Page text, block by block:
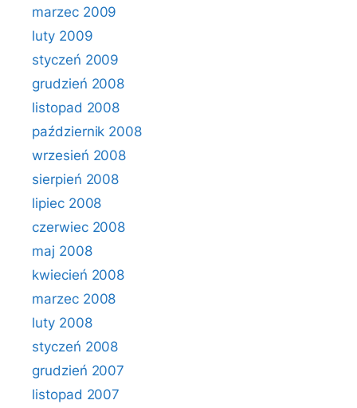
marzec 2009
luty 2009
styczeń 2009
grudzień 2008
listopad 2008
październik 2008
wrzesień 2008
sierpień 2008
lipiec 2008
czerwiec 2008
maj 2008
kwiecień 2008
marzec 2008
luty 2008
styczeń 2008
grudzień 2007
listopad 2007